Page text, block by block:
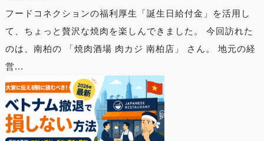
フードコネクションの福利厚生「誕生日給付金」を活用し
て、ちょっと贅沢な焼肉を楽しんできました。 今回訪れた
のは、南柏の 「焼肉酒場 肉カジ 南柏店」 さん。 地元の経
営...